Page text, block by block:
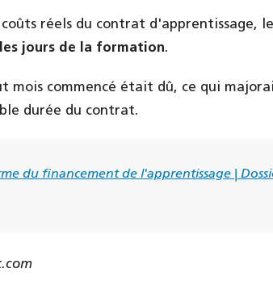
réels du contrat d'apprentissage,
jours de la formation.
mois commencé était dû, ce qui
durée du contrat.
du financement de l'apprentissage |